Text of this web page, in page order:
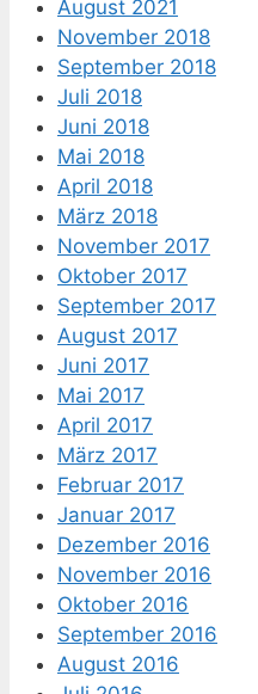
August 2021
November 2018
September 2018
Juli 2018
Juni 2018
Mai 2018
April 2018
März 2018
November 2017
Oktober 2017
September 2017
August 2017
Juni 2017
Mai 2017
April 2017
März 2017
Februar 2017
Januar 2017
Dezember 2016
November 2016
Oktober 2016
September 2016
August 2016